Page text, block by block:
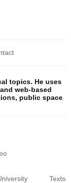
topics. He uses
web-based
public space
Texts